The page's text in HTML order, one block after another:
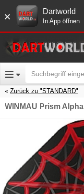
× Dartworld
In App öffnen
Zurück zu "STANDARD"
WINMAU Prism Alpha